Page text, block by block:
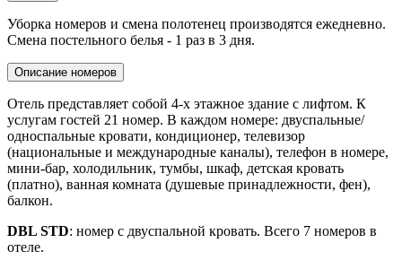
Уборка номеров и смена полотенец производятся ежедневно.
Смена постельного белья - 1 раз в 3 дня.
Описание номеров
Отель представляет собой 4-х этажное здание с лифтом. К
услугам гостей 21 номер. В каждом номере: двуспальные/
односпальные кровати, кондиционер, телевизор
(национальные и международные каналы), телефон в номере,
мини-бар, холодильник, тумбы, шкаф, детская кровать
(платно), ванная комната (душевые принадлежности, фен),
балкон.
DBL STD: номер с двуспальной кровать. Всего 7 номеров в
отеле.